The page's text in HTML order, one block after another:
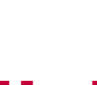
3700 ₽